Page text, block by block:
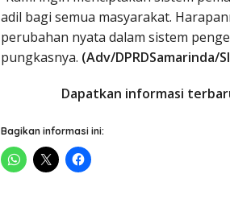
adil bagi semua masyarakat.
perubahan nyata dalam sistem
pungkasnya. (Adv/DPRDSamarinda/
Dapatkan informasi
Bagikan informasi ini: